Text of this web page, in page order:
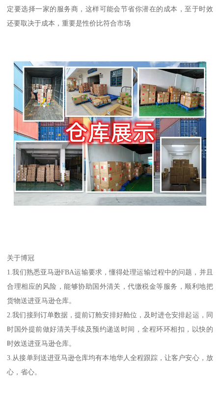
定要选择一家的服务商，这样可能会节省你潜在的成本，至于时效
还要取决于成本，重要是性价比符合市场
关于博冠
1.我们熟悉亚马逊FBA运输要求，懂得处理运输过程中的问题，并且
合理相应的风险，能够协助国外清关，代缴税金等服务，顺利地把
货物送进亚马逊仓库。
2.我们接到订单数据，提前订舱安排好舱位，及时进仓安排起运，同
时国外提前做好清关手续及预约递送时间，全程环环相扣，以快的
时效送进亚马逊仓库。
3.从接单到送进亚马逊仓库均有本地华人全程跟踪，让客户安心，放
心，省心。